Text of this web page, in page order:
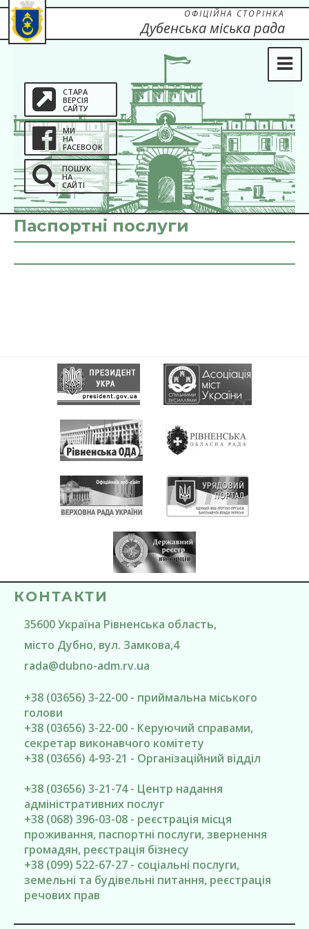
СТАРА
ВЕРСІЯ
САЙТУ
МИ
НА
FACEBOOK
ПОШУК
НА
САЙТІ
ОФІЦІЙНА СТОРІНКА
Дубенська міська рада
Паспортні послуги
КОНТАКТИ
35600Україна Рівненська область,
місто Дубно, вул. Замкова,4
rada@dubno-adm.rv.ua
+38 (03656) 3-22-00 - приймальна міського
голови
+38 (03656) 3-22-00 - Керуючий справами,
секретар виконавчого комітету
+38 (03656) 4-93-21 - Організаційний відділ
+38 (03656) 3-21-74 - Центр надання
адміністративних послуг
+38 (068) 396-03-08 - реєстрація місця
проживання, паспортні послуги, звернення
громадян, реєстрація бізнесу
+38 (099) 522-67-27 - соціальні послуги,
земельні та будівельні питання, реєстрація
речових прав